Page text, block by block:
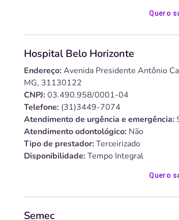
Quero
Hospital Belo Horizonte
Endereço:Avenida Presidente Antônio
MG, 31130122
CNPJ:03.490.958/0001-04
Telefone: (31)3449-7074
Atendimento de urgência e emergência:
Atendimento odontológico: Não
Tipo de prestador:Terceirizado
Disponibilidade:Tempo Integral
Quero
Semec